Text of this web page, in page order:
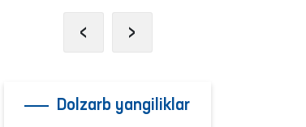
‹ ›
Dolzarb yangiliklar